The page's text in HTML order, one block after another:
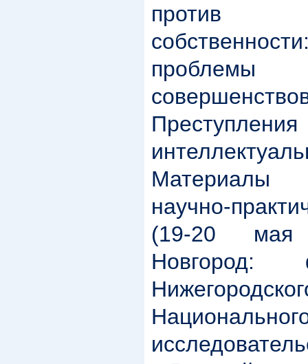
против
проблемы
научно-
(19-20 мая
Новгород: